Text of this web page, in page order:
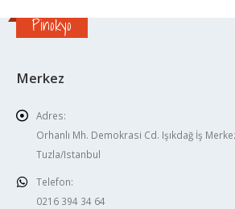
Pinokyo
Merkez
Adres:
Orhanlı Mh. Demokrasi Cd. Işıkdağ İş
Tuzla/Istanbul
Telefon:
0216 394 34 64